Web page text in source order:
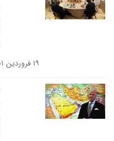
۱۹ فروردین ۱۴۰۱